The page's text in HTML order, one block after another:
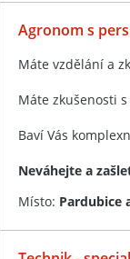
Agronom s
Máte vzdělání a
Máte zkušenosti
Baví Vás
Neváhejte a
Místo: Pardubice